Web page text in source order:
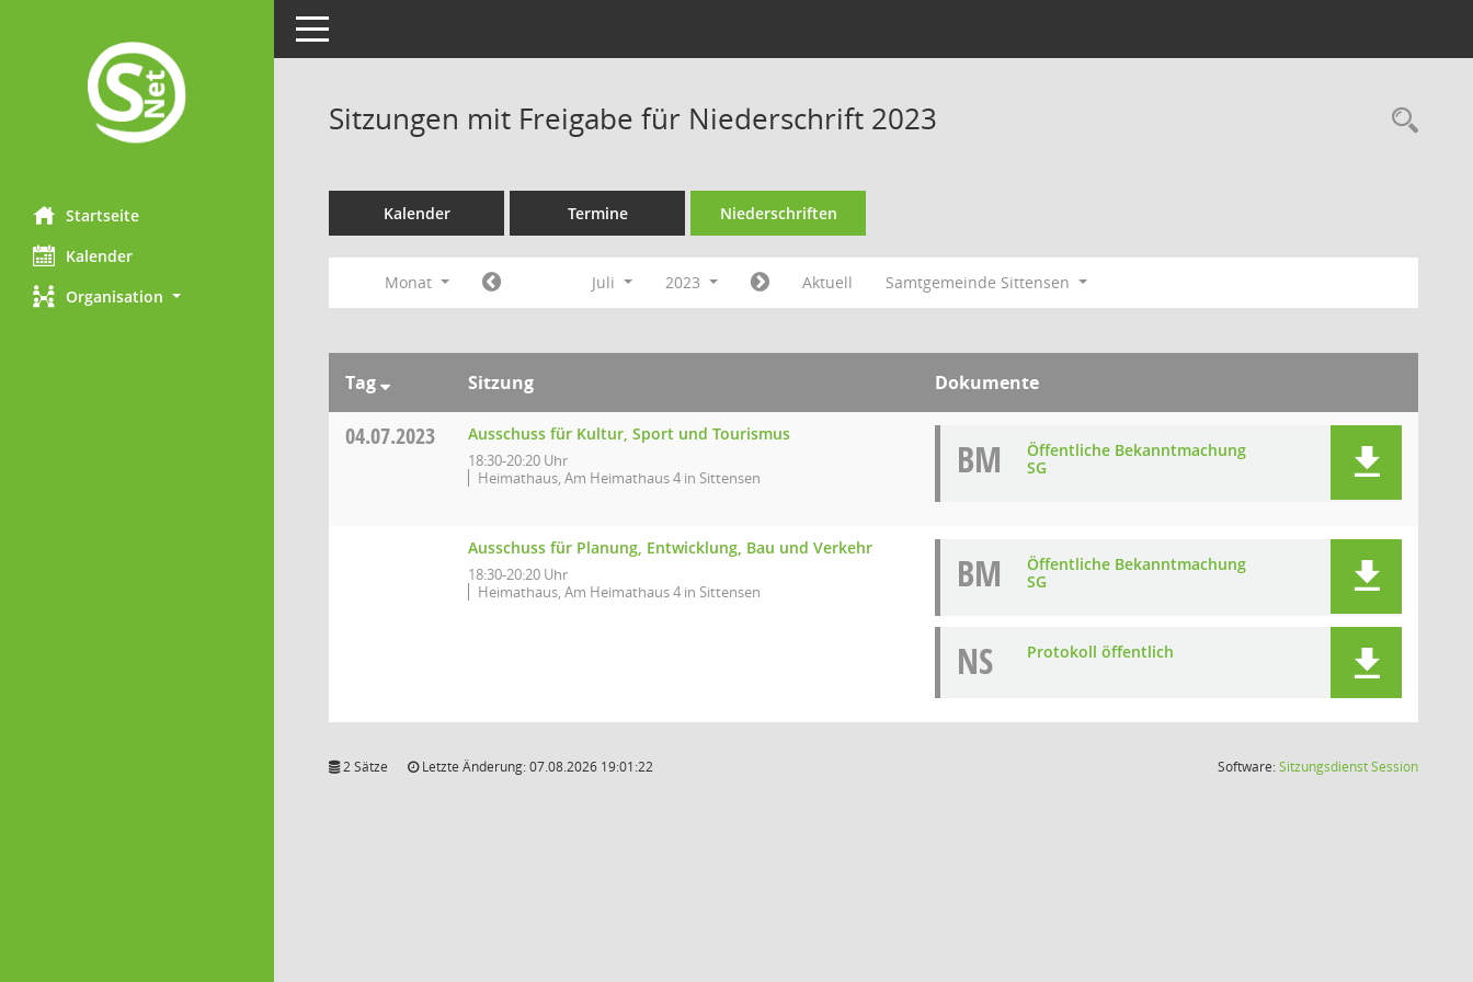
Startseite
Kalender
Organisation
Toggle navigation
Sitzungen mit Freigabe für Niederschrift 2023
Kalender Termine Niederschriften
Monat Juli 2023 Aktuell Samtgemeinde Sittensen
Tag Sitzung Dokumente
04.07.2023 Ausschuss für Kultur, Sport und Tourismus
18:30-20:20 Uhr
Heimathaus, Am Heimathaus 4 in Sittensen
BM
Öffentliche Bekanntmachung
SG
Ausschuss für Planung, Entwicklung, Bau und Verkehr
18:30-20:20 Uhr
Heimathaus, Am Heimathaus 4 in Sittensen
BM
Öffentliche Bekanntmachung
SG
NS Protokoll öffentlich
2 Sätze Letzte Änderung: 07.08.2026 19:01:22 Software:SitzungsdienstSession(Wird in